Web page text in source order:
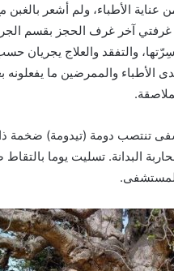
عناية الأطباء، ولم أشعر
غرفتي آخر غرف الحجز بقسم
والتفقد والعلاج يجريان
الأطباء والممرضين ما يفعلونه
تنتصب دومة (تيدومة) ضخمة
البدانة. تسليت يوما بالتقاط